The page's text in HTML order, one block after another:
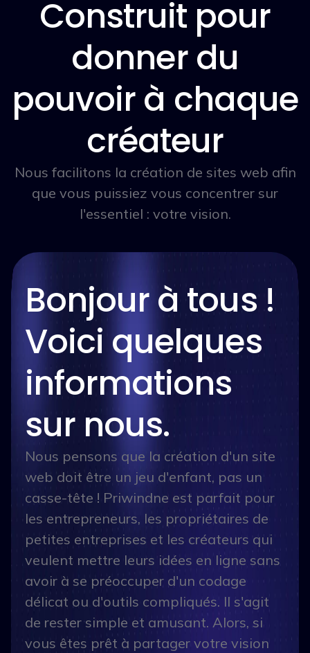
Construit pour
donner du
pouvoir à chaque
créateur
Nous facilitons la création de sites web afin
que vous puissiez vous concentrer sur
l'essentiel : votre vision.
Bonjour à tous !
Voici quelques
informations
sur nous.
Nous pensons que la création d'un site
web doit être un jeu d'enfant, pas un
casse-tête ! Priwindne est parfait pour
les entrepreneurs, les propriétaires de
petites entreprises et les créateurs qui
veulent mettre leurs idées en ligne sans
avoir à se préoccuper d'un codage
délicat ou d'outils compliqués. Il s'agit
de rester simple et amusant. Alors, si
vous êtes prêt à partager votre vision